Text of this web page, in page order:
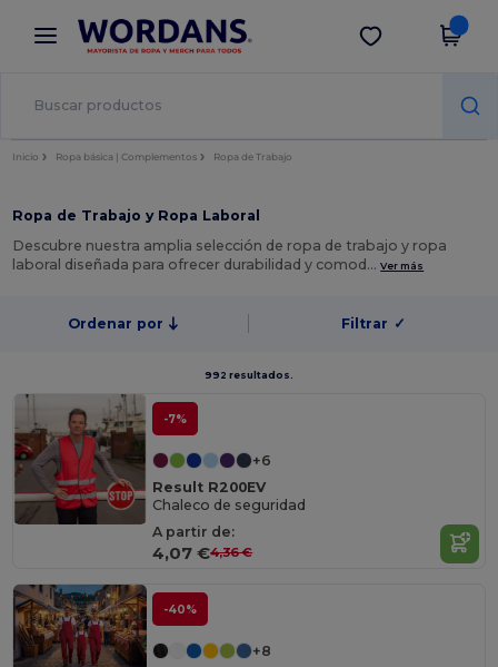
× App de Wordans
¡Mejores precios en app!
Descargar app
Inicio Ropa básica | Complementos Ropa de Trabajo
Ropa de Trabajo y Ropa Laboral
Descubre nuestra amplia selección de ropa de trabajo y ropa
laboral diseñada para ofrecer durabilidad y comod…Ver más
Ordenar por Filtrar ✓
992 resultados.
-7%
+6
Result R200EV
Chaleco de seguridad
A partir de:
4,07 €4,36 €
-40%
+8